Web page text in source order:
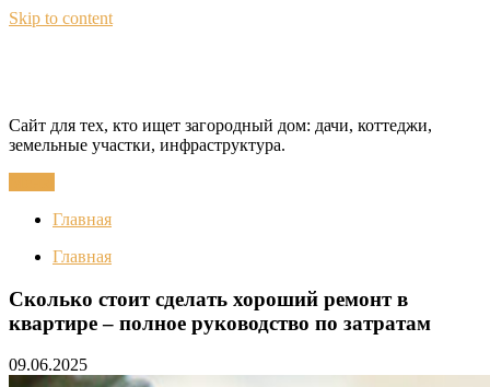
Skip to content
Сайт для тех, кто ищет загородный дом: дачи, коттеджи,
земельные участки, инфраструктура.
Главная
Главная
Сколько стоит сделать хороший ремонт в
квартире – полное руководство по затратам
09.06.2025